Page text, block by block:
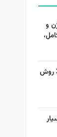
و
طرز تهيه خیار شور خانگي به 3 روش